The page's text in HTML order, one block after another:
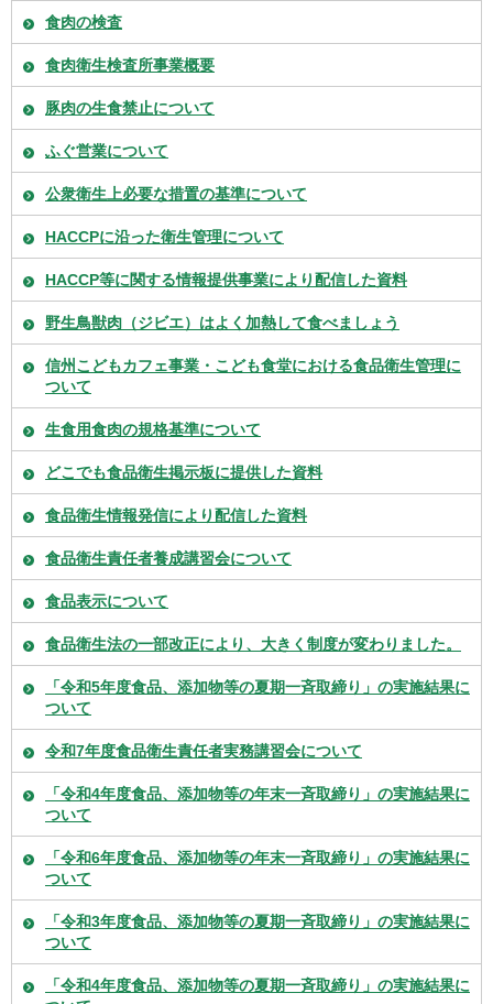
食肉の検査
食肉衛生検査所事業概要
豚肉の生食禁止について
ふぐ営業について
公衆衛生上必要な措置の基準について
HACCPに沿った衛生管理について
HACCP等に関する情報提供事業により配信した資料
野生鳥獣肉（ジビエ）はよく加熱して食べましょう
信州こどもカフェ事業・こども食堂における食品衛生管理に
ついて
生食用食肉の規格基準について
どこでも食品衛生掲示板に提供した資料
食品衛生情報発信により配信した資料
食品衛生責任者養成講習会について
食品表示について
食品衛生法の一部改正により、大きく制度が変わりました。
「令和5年度食品、添加物等の夏期一斉取締り」の実施結果に
ついて
令和7年度食品衛生責任者実務講習会について
「令和4年度食品、添加物等の年末一斉取締り」の実施結果に
ついて
「令和6年度食品、添加物等の年末一斉取締り」の実施結果に
ついて
「令和3年度食品、添加物等の夏期一斉取締り」の実施結果に
ついて
「令和4年度食品、添加物等の夏期一斉取締り」の実施結果に